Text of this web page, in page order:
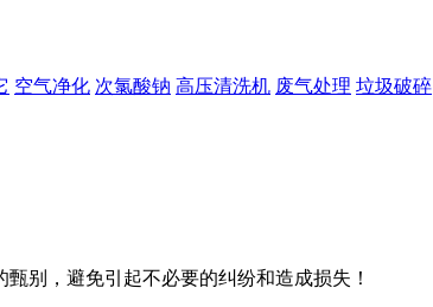
空气净化 次氯酸钠 高压清洗机 废气处理 垃圾破碎
别，避免引起不必要的纠纷和造成损失！